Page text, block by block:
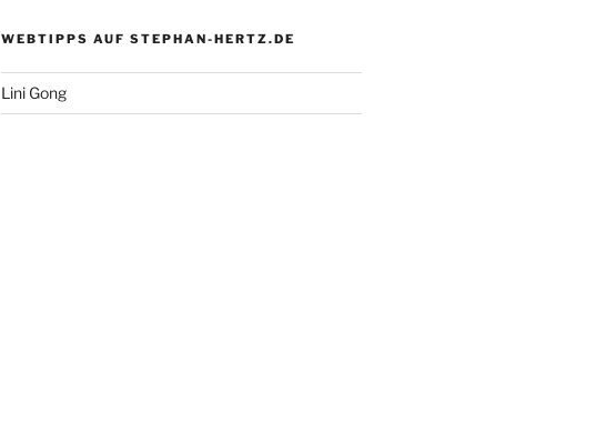
WEBTIPPS AUF STEPHAN-HERTZ.DE
Lini Gong